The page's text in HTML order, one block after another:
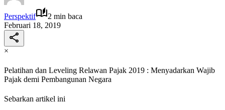
Perspektif
2 min baca
Februari 18, 2019
×
Pelatihan dan Leveling Relawan Pajak 2019 : Menyadarkan Wajib
Pajak demi Pembangunan Negara
Sebarkan artikel ini